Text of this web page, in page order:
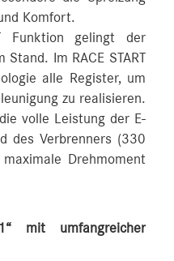
Komfort.
Funktion gelingt der
Im RACE START
alle Register, um
zu realisieren.
volle Leistung der E-
des Verbrenners (330
Drehmoment
mit umfangreicher